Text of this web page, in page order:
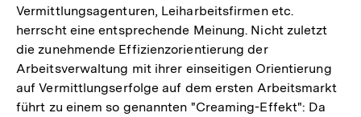
Vermittlungsagenturen, Leiharbeitsfirmen etc.
herrscht eine entsprechende Meinung. Nicht zuletzt
die zunehmende Effizienzorientierung der
Arbeitsverwaltung mit ihrer einseitigen Orientierung
auf Vermittlungserfolge auf dem ersten Arbeitsmarkt
führt zu einem so genannten "Creaming-Effekt": Da